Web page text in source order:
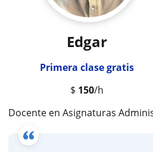
Edgar
Primera clase gratis
$ 150/h
Docente en Asignaturas Administrativas impartiendo clases Teóricas y